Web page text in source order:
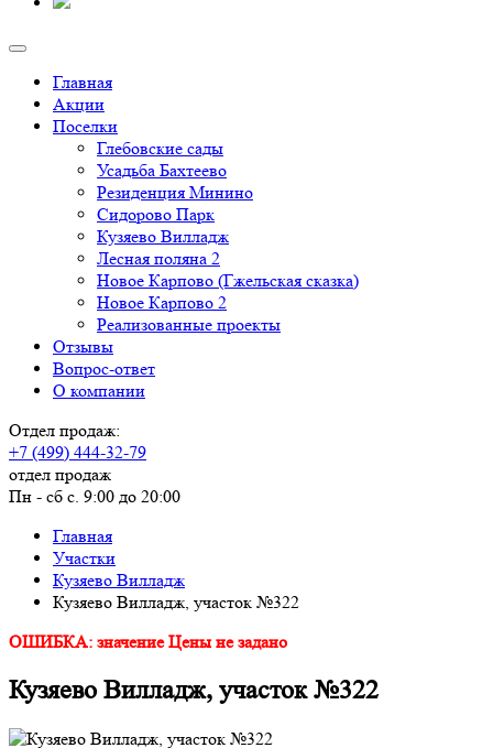
Главная
Акции
Поселки
Глебовские сады
Усадьба Бахтеево
Резиденция Минино
Сидорово Парк
Кузяево Вилладж
Лесная поляна 2
Новое Карпово (Гжельская сказка)
Новое Карпово 2
Реализованные проекты
Отзывы
Вопрос-ответ
О компании
Отдел продаж:
+7 (499) 444-32-79
отдел продаж
Пн - сб с. 9:00 до 20:00
Главная
Участки
Кузяево Вилладж
Кузяево Вилладж, участок №322
ОШИБКА: значение Цены не задано
Кузяево Вилладж, участок №322